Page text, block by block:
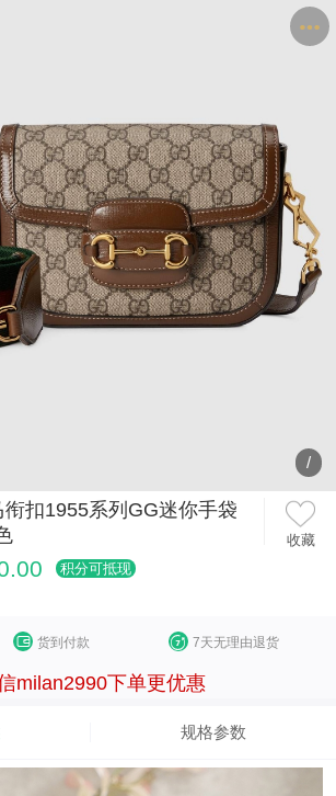
/
扣1955系列GG迷你手袋
收藏
积分可抵现
货到付款 7天无理由退货
milan2990下单更优惠
规格参数